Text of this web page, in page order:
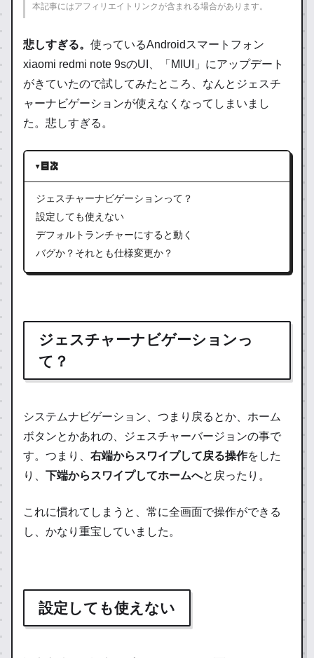
本記事にはアフィリエイトリンクが含まれる場合があります。
悲しすぎる。 使っているAndroidスマートフォン
xiaomi redmi note 9sのUI、「MIUI」にアップデート
がきていたので試してみたところ、なんとジェスチ
ャーナビゲーションが使えなくなってしまいまし
た。悲しすぎる。
目次
ジェスチャーナビゲーションって？
設定しても使えない
デフォルトランチャーにすると動く
バグか？それとも仕様変更か？
ジェスチャーナビゲーションっ
て？
システムナビゲーション、つまり戻るとか、ホーム
ボタンとかあれの、ジェスチャーバージョンの事で
す。つまり、 右端からスワイプして戻る操作をした
り、 下端からスワイプしてホームへと戻ったり。
これに慣れてしまうと、常に全画面で操作ができる
し、かなり重宝していました。
設定しても使えない